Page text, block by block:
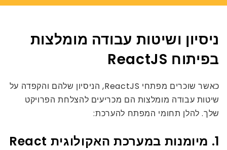
ניסיון ושיטות עבודה מומלצות
בפיתוח ReactJS
כאשר שוכרים מפתחי ReactJS, הניסיון שלהם והקפדה על
שיטות עבודה מומלצות הם מכריעים להצלחת הפרויקט
שלך. להלן תחומי המפתח להערכת:
1. מיומנות במערכת האקולוגית React